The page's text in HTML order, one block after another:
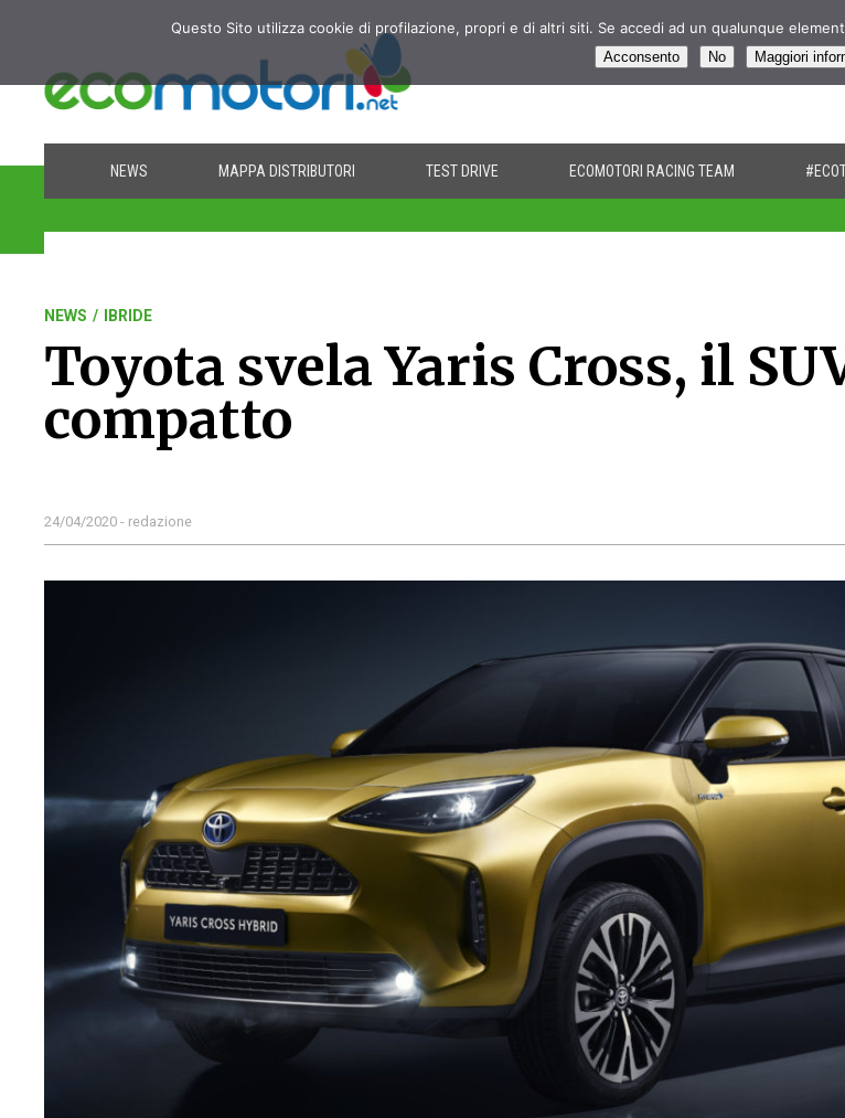
NEWS MAPPA DISTRIBUTORI TEST DRIVE ECOMOTORI RACING TEAM
NEWS / IBRIDE
Toyota svela Yaris Cross, il
compatto
24/04/2020 - redazione
Questo Sito utilizza cookie di profilazione, propri e di altri siti. Se accedi ad un qualunque
Acconsento No Maggiori